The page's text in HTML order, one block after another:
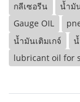
กลีเซอรีน
น้ำมั
Gauge OIL
น้ำมันเติมเกจ์
lubricant oil for